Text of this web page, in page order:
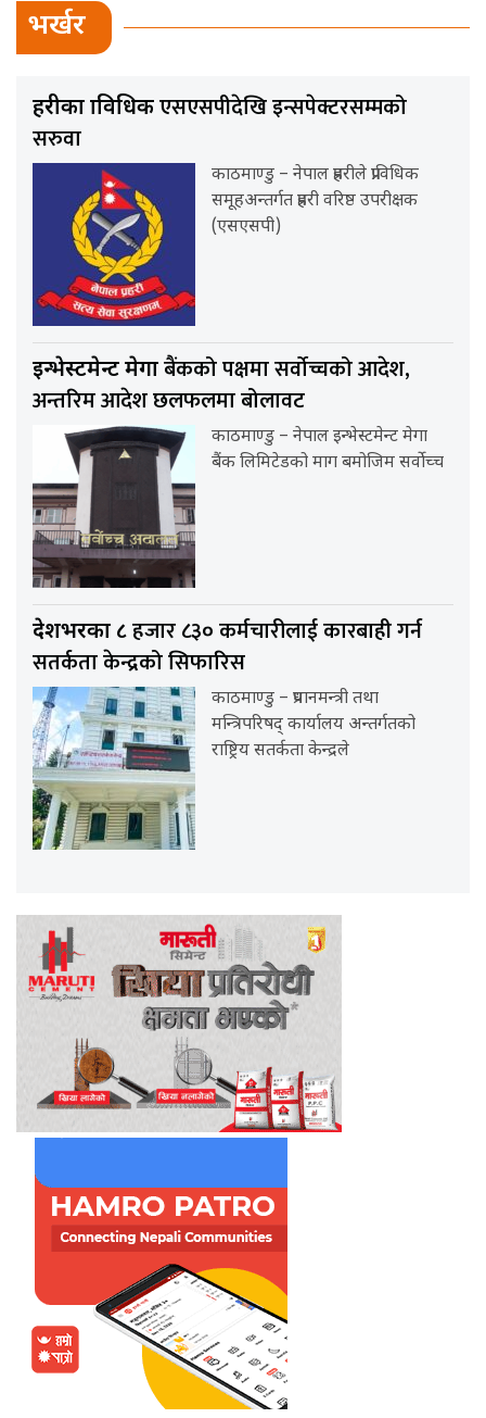
भर्खर
प्रहरीका प्राविधिकएसएसपीदेखि इन्सपेक्टरसम्मको
सरुवा
काठमाण्डु – नेपाल प्रहरीले प्राविधिक
समूहअन्तर्गत प्रहरी वरिष्ठ उपरीक्षक
(एसएसपी)
इन्भेस्टमेन्ट मेगाबैंकको पक्षमा सर्वाेच्चको आदेश,
अन्तरिम आदेश छलफलमा बोलावट
काठमाण्डु – नेपाल इन्भेस्टमेन्ट मेगा
बैंक लिमिटेडको माग बमोजिम सर्वोच्च
देशभरका ८हजार ८३० कर्मचारीलाई कारबाही गर्न
सतर्कता केन्द्रको सिफारिस
काठमाण्डु – प्रधानमन्त्री तथा
मन्त्रिपरिषद् कार्यालय अन्तर्गतको
राष्ट्रिय सतर्कता केन्द्रले